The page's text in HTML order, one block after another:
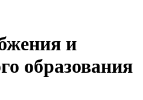
и
образования